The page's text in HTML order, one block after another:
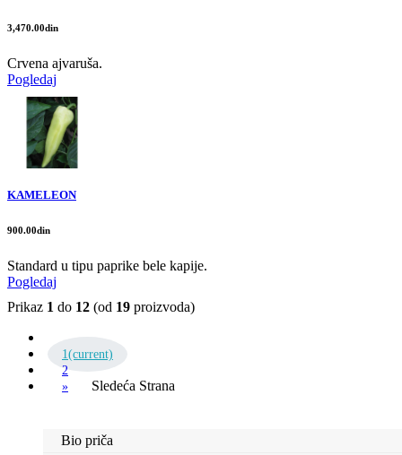
3,470.00din
Crvena ajvaruša.
Pogledaj
KAMELEON
900.00din
Standard u tipu paprike bele kapije.
Pogledaj
Prikaz 1 do 12 (od 19 proizvoda)
1(current)
2
»
Sledeća Strana
Bio priča